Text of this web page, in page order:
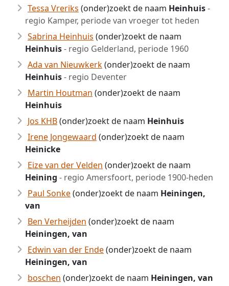
Tessa Vreriks (onder)zoekt de naam Heinhuis-
regio Kamper, periode van vroeger tot heden
Sabrina Heinhuis (onder)zoekt de naam
Heinhuis- regio Gelderland, periode 1960
Ada van Nieuwkerk(onder)zoekt de naam
Heinhuis- regio Deventer
Martin Houtman (onder)zoekt de naam
Heinhuis
Jos KHB(onder)zoekt de naam Heinhuis
Irene Jongewaard (onder)zoekt de naam
Heinicke
Eize van der Velden (onder)zoekt de naam
Heining - regio Amersfoort, periode 1900-heden
Paul Sonke(onder)zoekt de naam Heiningen,
van
Ben Verheijden (onder)zoekt de naam
Heiningen, van
Edwin van der Ende(onder)zoekt de naam
Heiningen, van
boschen (onder)zoekt de naam Heiningen, van